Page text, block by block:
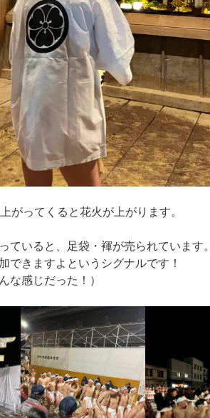
がってくると花火が上がります。
ていると、足袋・褌が売られています。
できますよというシグナルです！
な感じだった！）